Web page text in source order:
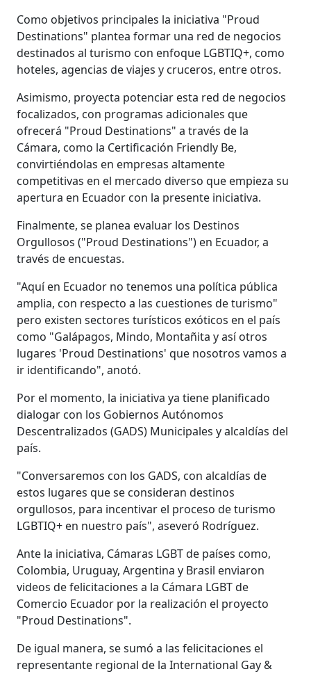
Como objetivos principales la iniciativa "Proud
Destinations" plantea formar una red de negocios
destinados al turismo con enfoque LGBTIQ+, como
hoteles, agencias de viajes y cruceros, entre otros.
Asimismo, proyecta potenciar esta red de negocios
focalizados, con programas adicionales que
ofrecerá "Proud Destinations" a través de la
Cámara, como la Certificación Friendly Be,
convirtiéndolas en empresas altamente
competitivas en el mercado diverso que empieza su
apertura en Ecuador con la presente iniciativa.
Finalmente, se planea evaluar los Destinos
Orgullosos ("Proud Destinations") en Ecuador, a
través de encuestas.
"Aquí en Ecuador no tenemos una política pública
amplia, con respecto a las cuestiones de turismo"
pero existen sectores turísticos exóticos en el país
como "Galápagos, Mindo, Montañita y así otros
lugares 'Proud Destinations' que nosotros vamos a
ir identificando", anotó.
Por el momento, la iniciativa ya tiene planificado
dialogar con los Gobiernos Autónomos
Descentralizados (GADS) Municipales y alcaldías del
país.
"Conversaremos con los GADS, con alcaldías de
estos lugares que se consideran destinos
orgullosos, para incentivar el proceso de turismo
LGBTIQ+ en nuestro país", aseveró Rodríguez.
Ante la iniciativa, Cámaras LGBT de países como,
Colombia, Uruguay, Argentina y Brasil enviaron
videos de felicitaciones a la Cámara LGBT de
Comercio Ecuador por la realización el proyecto
"Proud Destinations".
De igual manera, se sumó a las felicitaciones el
representante regional de la International Gay &